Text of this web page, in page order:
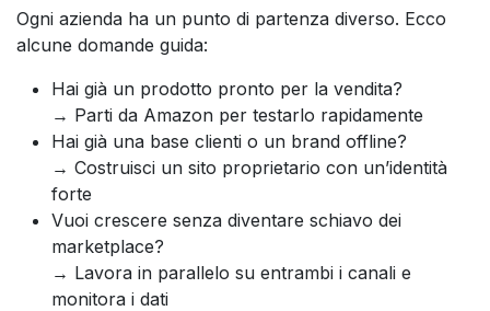
Ogni azienda ha un punto di partenza diverso. Ecco
alcune domande guida:
Hai già un prodotto pronto per la vendita?
→ Parti da Amazon per testarlo rapidamente
Hai già una base clienti o un brand offline?
→ Costruisci un sito proprietario con un’identità
forte
Vuoi crescere senza diventare schiavo dei
marketplace?
→ Lavora in parallelo su entrambi i canali e
monitora i dati